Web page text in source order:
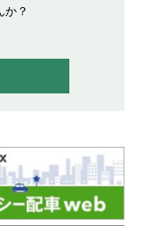
り）
案内」サイトを公
めました
か？